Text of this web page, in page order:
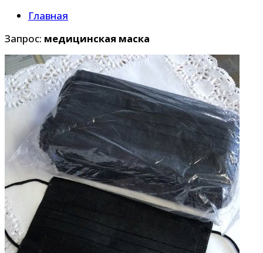
Главная
Запрос: медицинская маска